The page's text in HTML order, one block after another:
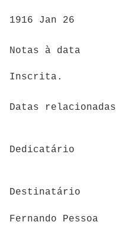
1916 Jan 26
Notas à data
Inscrita.
Datas relacionadas
Dedicatário
Destinatário
Fernando Pessoa